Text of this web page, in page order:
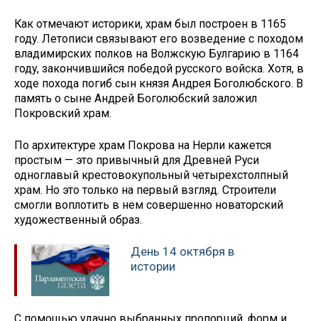
Как отмечают историки, храм был построен в 1165
году. Летописи связывают его возведение с походом
владимирских полков на Волжскую Булгарию в 1164
году, закончившийся победой русского войска. Хотя, в
ходе похода погиб сын князя Андрея Боголюбского. В
память о сыне Андрей Боголюбский заложил
Покровский храм.
По архитектуре храм Покрова на Нерли кажется
простым — это привычный для Древней Руси
одноглавый крестовокупольный четырехстолпный
храм. Но это только на первый взгляд. Строители
смогли воплотить в нем совершенно новаторский
художественный образ.
День 14 октября в
истории